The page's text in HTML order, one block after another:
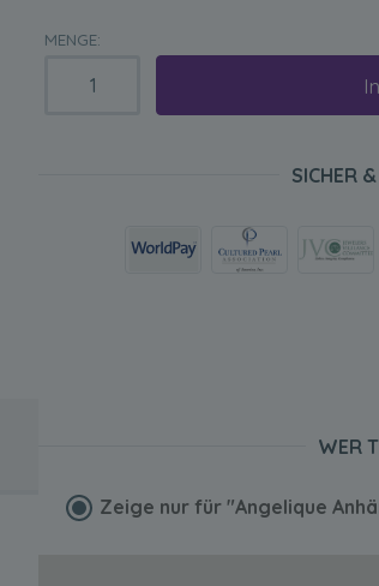
MENGE:
SICHER
WER
Zeige nur für"Angelique